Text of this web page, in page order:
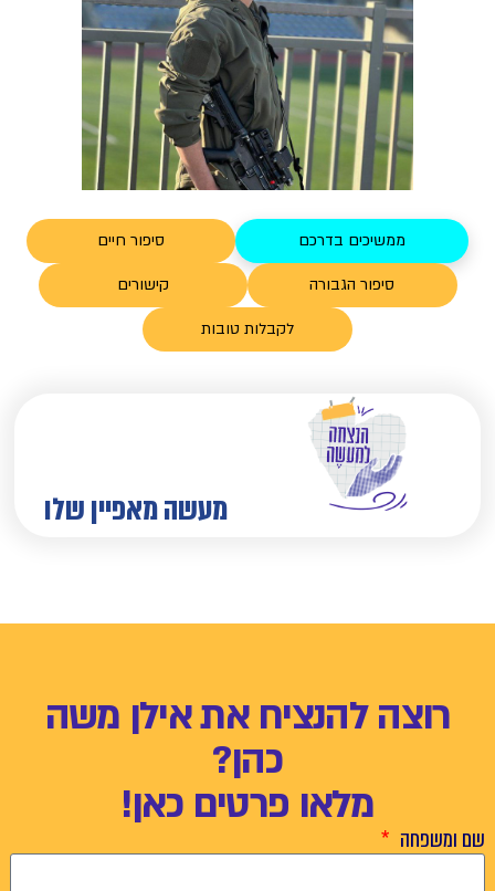
ממשיכים בדרכם סיפור חיים
סיפור הגבורה קישורים
לקבלות טובות
מעשה מאפיין שלו
רוצה להנציח את אילן משה
כהן?
מלאו פרטים כאן!
שם ומשפחה